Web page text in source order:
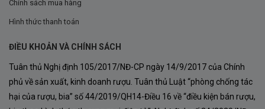
nhưng vô cùng dễ chịu.
Hương thơm của Rượu VangPepperJack Sangiovese
được đánh giá là mạnh mẽ nhưng không gắt, tươi tắn
Chính sách mua hàng
Hình thức thanh toán
ĐIỀU KHOẢN VÀ CHÍNH SÁCH
Tuân thủ Nghị định 105/2017/NĐ-CP ngày 14/9/2017 của Chính
phủ về sản xuất, kinh doanh rượu. Tuân thủ Luật “phòng chống tác
hại của rượu, bia” số 44/2019/QH14-Điều 16 về “điều kiện bán rượu,